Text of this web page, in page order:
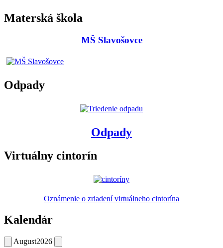
Materská škola
MŠ Slavošovce
Odpady
Odpady
Virtuálny cintorín
Oznámenie o zriadení virtuálneho cintorína
Kalendár
August2026